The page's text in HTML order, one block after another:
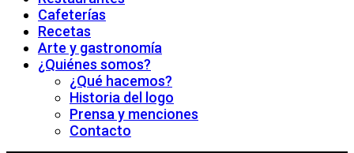
Cafeterías
Recetas
Arte y gastronomía
¿Quiénes somos?
¿Qué hacemos?
Historia del logo
Prensa y menciones
Contacto